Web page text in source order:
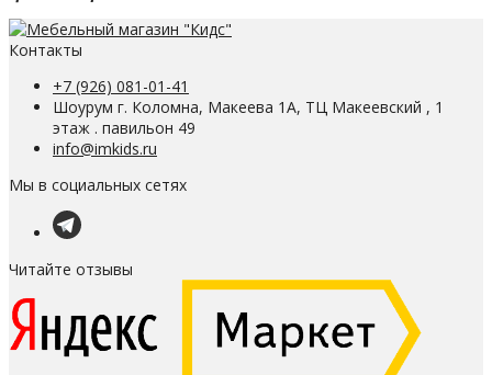
Контакты
+7 (926) 081-01-41
Шоурум г. Коломна, Макеева 1А, ТЦ Макеевский , 1
этаж . павильон 49
info@imkids.ru
Мы в социальных сетях
Читайте отзывы